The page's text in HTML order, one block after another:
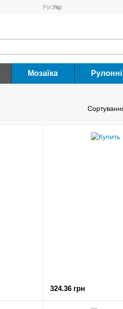
РусУкр
Мозаїка
324.36 грн